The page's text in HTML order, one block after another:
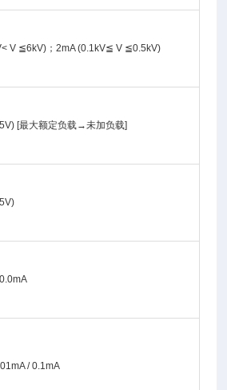
V ≦6kV)；2mA (0.1kV≦ V ≦0.5kV)
[最大额定负载→未加负载]
/ 0.1mA